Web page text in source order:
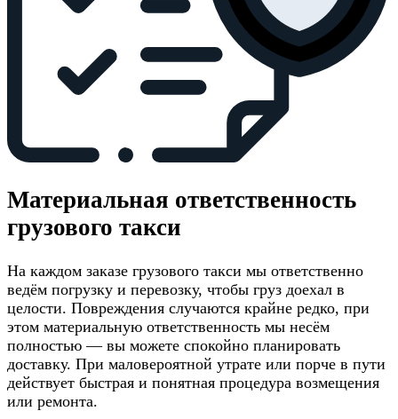
Материальная ответственность
грузового такси
На каждом заказе грузового такси мы ответственно
ведём погрузку и перевозку, чтобы груз доехал в
целости. Повреждения случаются крайне редко, при
этом материальную ответственность мы несём
полностью — вы можете спокойно планировать
доставку. При маловероятной утрате или порче в пути
действует быстрая и понятная процедура возмещения
или ремонта.